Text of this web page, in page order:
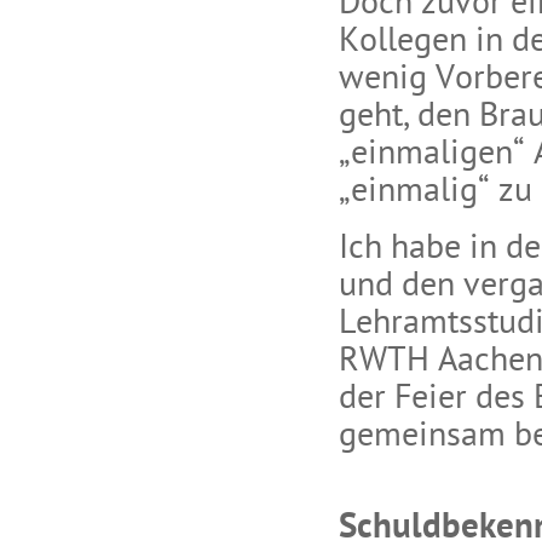
Kollegen in
wenig
geht, den
„einmalig“
Ich habe in
und den
RWTH
der Feier des
gemeinsam